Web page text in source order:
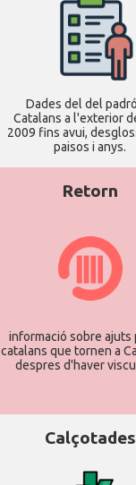
Dades del del
Catalans a l'exterior
2009 fins avui,
paisos i anys.
Retorn
informació sobre ajuts
catalans que tornen a
despres d'haver
Calçotades